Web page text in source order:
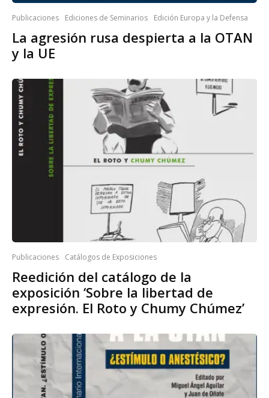
Publicaciones Ediciones de Seminarios Edición Europa y la Defensa
La agresión rusa despierta a la OTAN
y la UE
Publicaciones Catálogos de Exposiciones
Reedición del catálogo de la
exposición ‘Sobre la libertad de
expresión. El Roto y Chumy Chúmez’